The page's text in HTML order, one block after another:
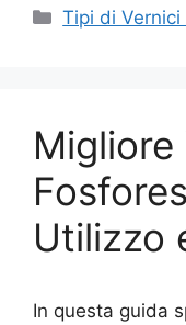
Categorie
Tipi di Vernici
Migliore
Utilizzo
In questa guida